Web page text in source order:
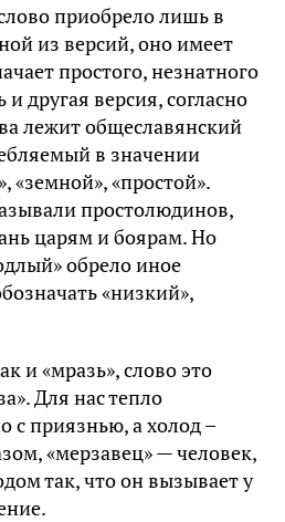
приобрело лишь в
из версий, оно имеет
простого, незнатного
другая версия, согласно
лежит общеславянский
в значении
«земной», «простой».
простолюдинов,
царям и боярам. Но
обрело иное
«низкий»,
и «мразь», слово это
Для нас тепло
с приязнью, а холод –
«мерзавец» — человек,
так, что он вызывает у